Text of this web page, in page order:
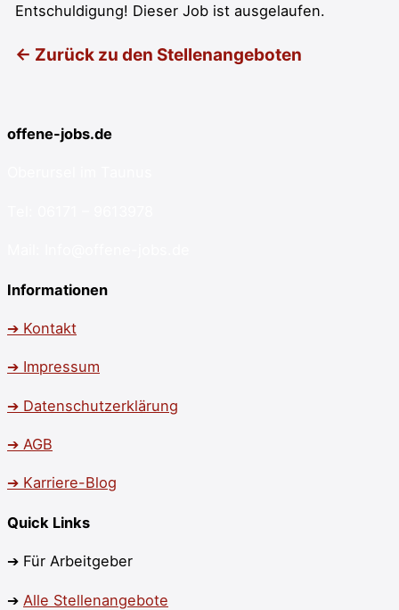
Entschuldigung! Dieser Job ist ausgelaufen.
← Zurück zu den Stellenangeboten
offene-jobs.de
Informationen
➔ Kontakt
➔ Impressum
➔ Datenschutzerklärung
➔ AGB
➔ Karriere-Blog
Quick Links
➔ Für Arbeitgeber
➔ Alle Stellenangebote